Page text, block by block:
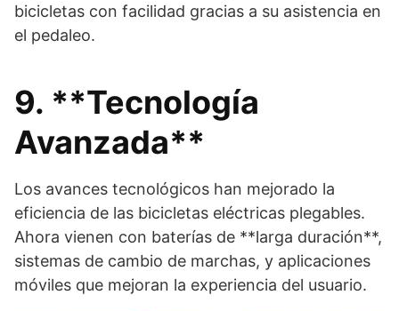
bicicletas con facilidad gracias a su asistencia en
el pedaleo.
9. **Tecnología
Avanzada**
Los avances tecnológicos han mejorado la
eficiencia de las bicicletas eléctricas plegables.
Ahora vienen con baterías de **larga duración**,
sistemas de cambio de marchas, y aplicaciones
móviles que mejoran la experiencia del usuario.